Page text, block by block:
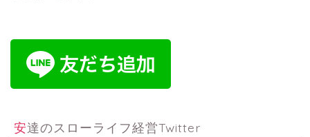
安達のスローライフ経営Twitter